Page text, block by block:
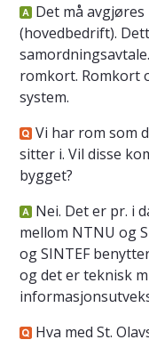
Det må
(hovedbedrift).
romkort. Romkort
system.
Vi har rom som
sitter i. Vil disse
bygget?
Nei. Det er pr. i
mellom NTNU og
og SINTEF
og det er teknisk
Hva med St.